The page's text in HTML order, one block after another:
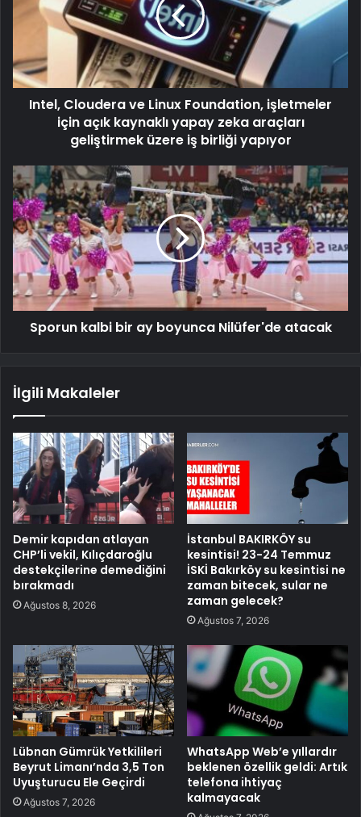
Intel, Cloudera ve Linux Foundation, işletmeler
için açık kaynaklı yapay zeka araçları
geliştirmek üzere iş birliği yapıyor
Sporun kalbi bir ay boyunca Nilüfer'de atacak
İlgili Makaleler
Demir kapıdan atlayan
CHP’li vekil, Kılıçdaroğlu
destekçilerine demediğini
bırakmadı
Ağustos 8, 2026
İstanbul BAKIRKÖY su
kesintisi! 23-24 Temmuz
İSKİ Bakırköy su kesintisi ne
zaman bitecek, sular ne
zaman gelecek?
Ağustos 7, 2026
Lübnan Gümrük Yetkilileri
Beyrut Limanı’nda 3,5 Ton
Uyuşturucu Ele Geçirdi
Ağustos 7, 2026
WhatsApp Web’e yıllardır
beklenen özellik geldi: Artık
telefona ihtiyaç
kalmayacak